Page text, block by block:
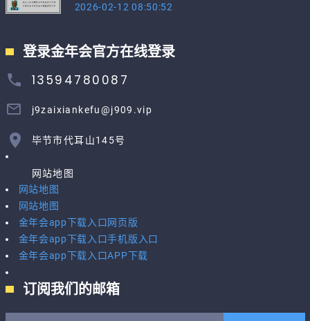
2026-02-12 08:50:52
登录金年会官方在线登录
13594780087
j9zaixiankefu@j909.vip
毕节市代耳山145号
网站地图
网站地图
网站地图
金年会app下载入口网页版
金年会app下载入口手机版入口
金年会app下载入口APP下载
订阅我们的邮箱